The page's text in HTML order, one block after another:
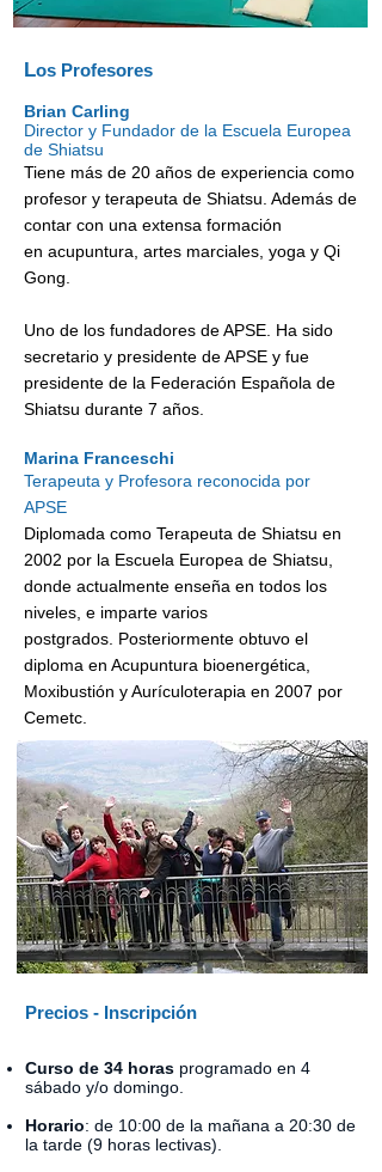
Los Profesores
Brian Carling
Director y Fundador de la Escuela Europea
de Shiatsu
Tiene más de 20 años de experiencia como
profesor y terapeuta de Shiatsu. Además de
contar con una extensa formación
en acupuntura, artes marciales, yoga y Qi
Gong.
Uno de los fundadores de APSE. Ha sido
secretario y presidente de APSE y fue
presidente de la Federación Española de
Shiatsu durante 7 años.
Marina Franceschi
Terapeuta y Profesora reconocida por
APSE
Diplomada como Terapeuta de Shiatsu en
2002 por la Escuela Europea de Shiatsu,
donde actualmente enseña en todos los
niveles, e imparte varios
postgrados. Posteriormente obtuvo el
diploma en Acupuntura bioenergética,
Moxibustión y Aurículoterapia en 2007 por
Cemetc.
Precios - Inscripción
Curso de 34 horas programado en 4
sábado y/o domingo.
Horario: de 10:00 de la mañana a 20:30 de
la tarde (9 horas lectivas).